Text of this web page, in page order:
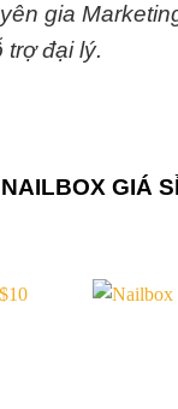
gia
trợ đại lý.
GIÁ